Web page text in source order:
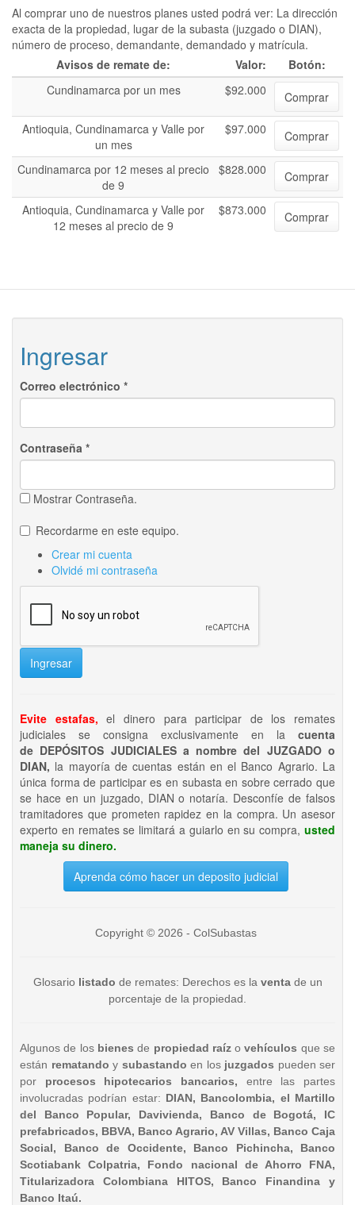
Al comprar uno de nuestros planes usted podrá ver: La dirección
exacta de la propiedad, lugar de la subasta (juzgado o DIAN),
número de proceso, demandante, demandado y matrícula.
Avisos de remate de:
Valor:
Botón:
Cundinamarca por un mes
$92.000
Comprar
Antioquia, Cundinamarca y Valle por
un mes
$97.000 Comprar
Cundinamarca por 12 meses al precio
de 9
$828.000 Comprar
Antioquia, Cundinamarca y Valle por
12 meses al precio de 9
$873.000 Comprar
Ingresar
Correo electrónico *
Contraseña *
Mostrar Contraseña.
Recordarme en este equipo.
Crear mi cuenta
Olvidé mi contraseña
Ingresar
Evite estafas, el dinero para participar de los remates
judiciales se consigna exclusivamente en la cuenta
de DEPÓSITOS JUDICIALES a nombre del JUZGADO o
DIAN, la mayoría de cuentas están en el Banco Agrario. La
única forma de participar es en subasta en sobre cerrado que
se hace en un juzgado, DIAN o notaría. Desconfíe de falsos
tramitadores que prometen rapidez en la compra. Un asesor
experto en remates se limitará a guiarlo en su compra, usted
maneja su dinero.
Aprenda cómo hacer un deposito judicial
Copyright © 2026 - ColSubastas
Glosario listado de remates: Derechos es la ventade un
porcentaje de la propiedad.
Algunos de los bienesde propiedad raízo vehículos que se
están rematando y subastando en los juzgados pueden ser
por procesos hipotecarios bancarios, entre las partes
involucradas podrían estar: DIAN, Bancolombia, el Martillo
del Banco Popular, Davivienda, Banco de Bogotá, IC
prefabricados, BBVA, Banco Agrario, AV Villas, Banco Caja
Social, Banco de Occidente, Banco Pichincha, Banco
Scotiabank Colpatria, Fondo nacional de Ahorro FNA,
Titularizadora Colombiana HITOS, Banco Finandina y
Banco Itaú.